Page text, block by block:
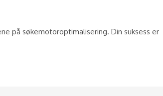
på søkemotoroptimalisering. Din suksess er